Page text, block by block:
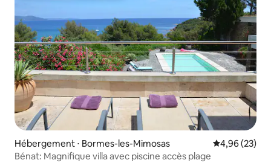
Hébergement ⋅ Bormes-les-Mimosas Évaluation
4,96 (23)
Bénat: Magnifique villa avec piscine accès plage